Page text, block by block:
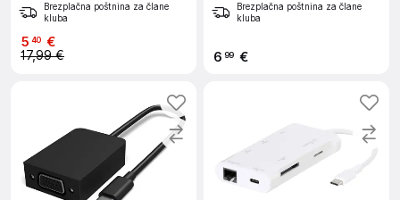
Brezplačna poštnina za člane
kluba
5 40 €
17,99 €
Brezplačna poštnina za člane
kluba
6 99 €